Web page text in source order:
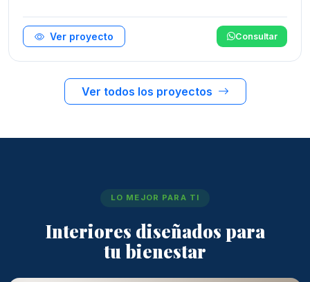
Ver proyecto Consultar
Ver todos los proyectos
LO MEJOR PARA TI
Interiores diseñados para
tu bienestar